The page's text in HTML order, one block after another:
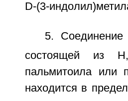
D-(3-
5.
состоящей из
пальмитоила
находится в